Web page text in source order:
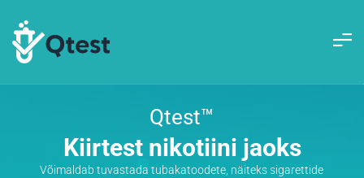
Kiirtest nikotiini jaoks
Qtest™
Võimaldab tuvastada tubakatoodete, näiteks sigarettide